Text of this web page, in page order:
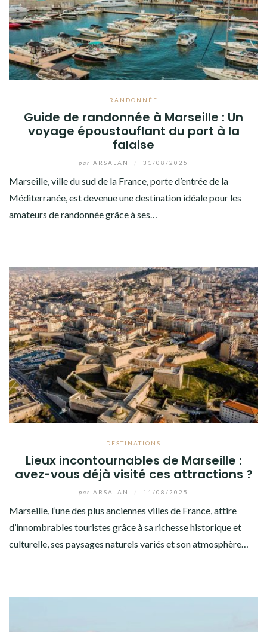
RANDONNÉE
Guide de randonnée à Marseille : Un
voyage époustouflant du port à la
falaise
par ARSALAN 31/08/2025
Marseille, ville du sud de la France, porte d’entrée de la
Méditerranée, est devenue une destination idéale pour les
amateurs de randonnée grâce à ses…
DESTINATIONS
Lieux incontournables de Marseille :
avez-vous déjà visité ces attractions ?
par ARSALAN 11/08/2025
Marseille, l’une des plus anciennes villes de France, attire
d’innombrables touristes grâce à sa richesse historique et
culturelle, ses paysages naturels variés et son atmosphère…